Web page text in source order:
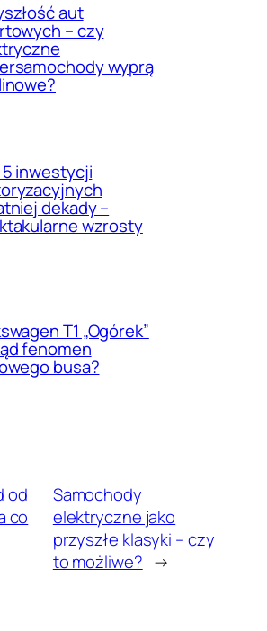
aut
– czy
wyprą
inwestycji
dekady –
wzrosty
T1 „Ogórek”
fenomen
busa?
od
co
Samochody
elektryczne jako
przyszłe klasyki – czy
to możliwe? →